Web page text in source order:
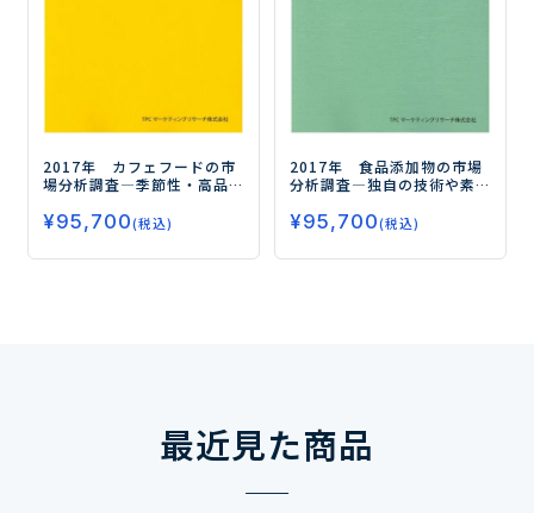
2017年 カフェフードの市
場分析調査―季節性・高品
品開発が活発―
¥95,700(税込)
2017年 食品添加物の市場
分析調査―独自の技術や素
品の開発が活発化―
¥95,700(税込)
最近見た商品